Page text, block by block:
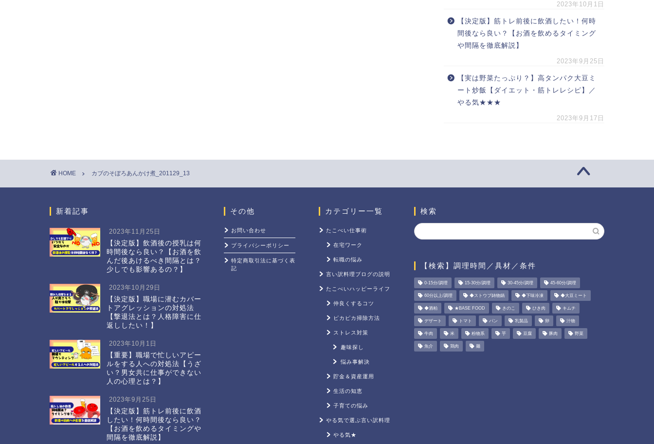
2023年10月1日
【決定版】筋トレ前後に飲酒したい！何時
間後なら良い？【お酒を飲めるタイミング
や間隔を徹底解説】
2023年9月25日
【実は野菜たっぷり？】高タンパク大豆ミ
ート炒飯【ダイエット・筋トレレシピ】／
やる気★★★
2023年9月17日
HOME カブのそぼろあんかけ煮_201129_13
新着記事
2023年11月25日
【決定版】飲酒後の授乳は何
時間後なら良い？【お酒を飲
んだ後あけるべき間隔とは？
少しでも影響あるの？】
2023年10月29日
【決定版】職場に潜むカバー
トアグレッションの対処法
【撃退法とは？人格障害に仕
返ししたい！】
2023年10月1日
【重要】職場で忙しいアピー
ルをする人への対処法【うざ
い？男女共に仕事ができない
人の心理とは？】
2023年9月25日
【決定版】筋トレ前後に飲酒
したい！何時間後なら良い？
【お酒を飲めるタイミングや
間隔を徹底解説】
その他
お問い合わせ
プライバシーポリシー
特定商取引法に基づく表
記
カテゴリー一覧
たこべい仕事術
在宅ワーク
転職の悩み
言い訳料理ブログの説明
たこべいハッピーライフ
仲良くするコツ
ピカピカ掃除方法
ストレス対策
趣味探し
悩み事解決
貯金＆資産運用
生活の知恵
子育ての悩み
やる気で選ぶ言い訳料理
やる気★
検索
【検索】調理時間／具材／条件
0-15分/調理 15-30分/調理 30-45分/調理 45-60分/調理
60分以上/調理 ◆ストウブ鋳物鍋 ◆下味冷凍 ◆大豆ミート
◆酒粕 ★BASE FOOD きのこ ひき肉 キムチ
デザート トマト パン 乳製品 卵 汁物
牛肉 米 粉物系 芋 豆腐 豚肉 野菜
魚介 鶏肉 麺